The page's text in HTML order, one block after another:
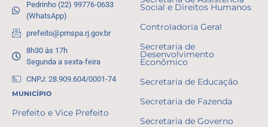
Pedrinho (22) 99776-0633
(WhatsApp)
prefeito@pmspa.rj.gov.br
8h30 às 17h
Segunda a sexta-feira
CNPJ: 28.909.604/0001-74
MUNICÍPIO
Prefeito e Vice Prefeito
Social e Direitos Humanos
Controladoria Geral
Secretaria de
Desenvolvimento
Econômico
Secretaria de Educação
Secretaria de Fazenda
Secretaria de Governo